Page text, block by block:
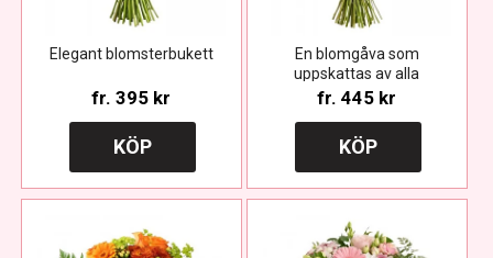
Elegant blomsterbukett
fr. 395 kr
KÖP
En blomgåva som
uppskattas av alla
fr. 445 kr
KÖP